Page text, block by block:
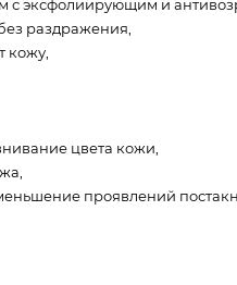
эксфолиирующим и
раздражения,
кожу,
цвета кожи,
проявлений